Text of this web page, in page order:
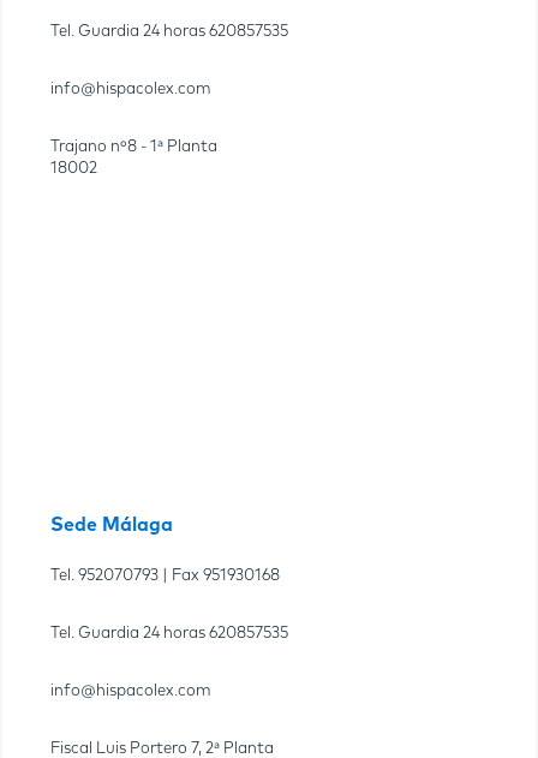
Tel. Guardia 24 horas 620857535
info@hispacolex.com
Trajano nº8 - 1ª Planta
18002
Sede Málaga
Tel. 952070793 | Fax 951930168
Tel. Guardia 24 horas 620857535
info@hispacolex.com
Fiscal Luis Portero 7, 2ª Planta